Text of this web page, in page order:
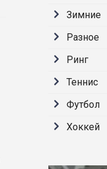
Зимние
Разное
Ринг
Теннис
Футбол
Хоккей